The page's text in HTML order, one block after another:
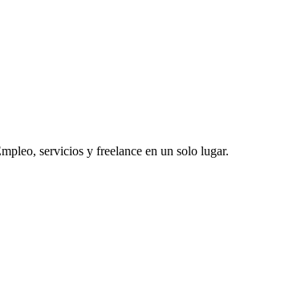
servicios y freelance en un solo lugar.